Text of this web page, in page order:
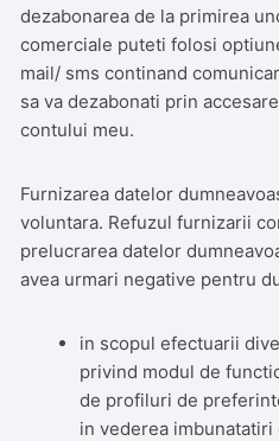
dezabonarea de la primirea
comerciale puteti folosi
mail/ sms continand
sa va dezabonati prin
contului meu.
Furnizarea datelor
voluntara. Refuzul furnizarii
prelucrarea datelor
avea urmari negative pentru
in scopul efectuarii
privind modul de
de profiluri de
in vederea